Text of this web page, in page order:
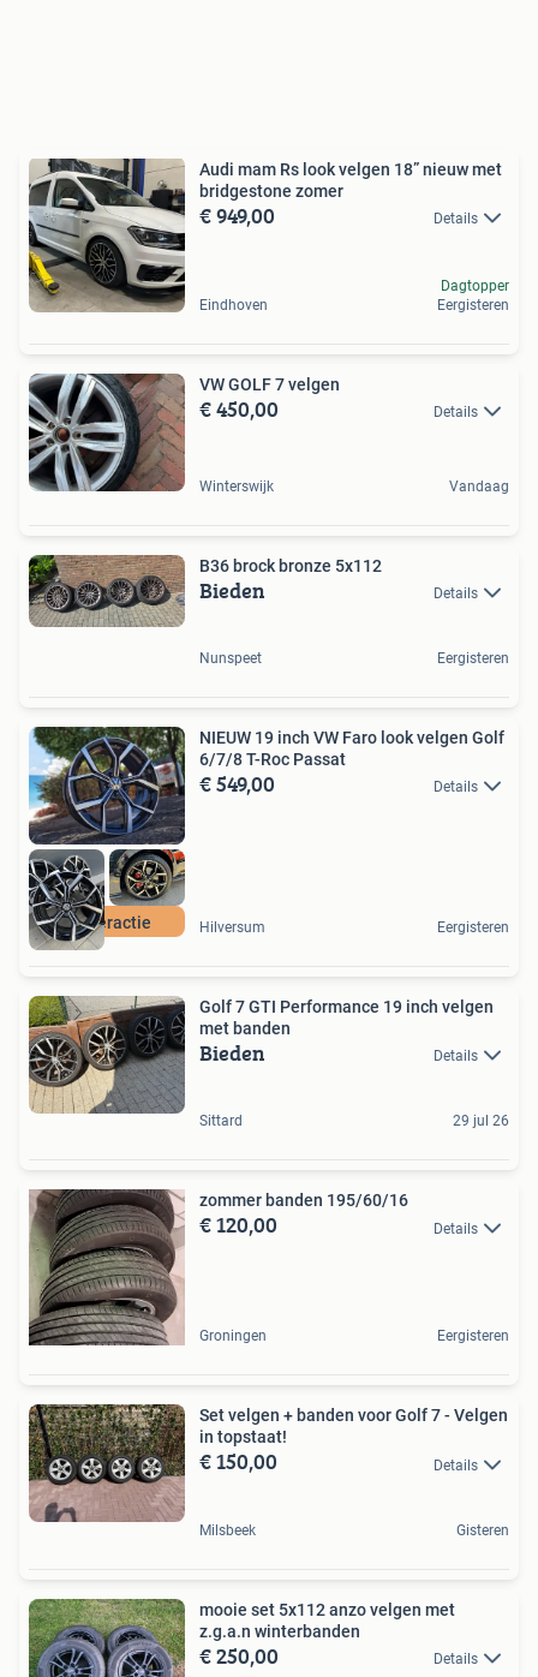
Audi mam Rs look velgen 18” nieuw met
bridgestone zomer
€ 949,00 Details
Eindhoven
Dagtopper
Eergisteren
VW GOLF 7 velgen
€ 450,00 Details
Winterswijk Vandaag
B36 brock bronze 5x112
Bieden Details
Nunspeet Eergisteren
Zomeractie
NIEUW 19 inch VW Faro look velgen Golf
6/7/8 T-Roc Passat
€ 549,00 Details
Hilversum Eergisteren
Golf 7 GTI Performance 19 inch velgen
met banden
Bieden Details
Sittard 29 jul 26
zommer banden 195/60/16
€ 120,00 Details
Groningen Eergisteren
Set velgen + banden voor Golf 7 - Velgen
in topstaat!
€ 150,00 Details
Milsbeek Gisteren
mooie set 5x112 anzo velgen met
z.g.a.n winterbanden
€ 250,00 Details